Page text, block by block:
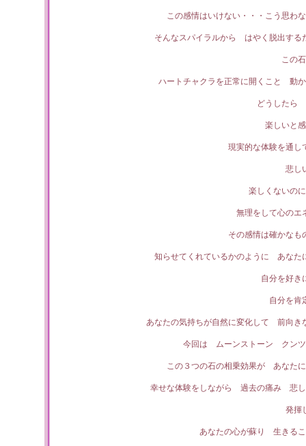
この感情はいけない・・・こう思わ
そんなスパイラルから はやく脱出す
この
ハートチャクラを正常に開くこと 動
どうしたら
楽しいと
現実的な体験を通
悲し
楽しくないの
無理をして心のエ
その感情は確かな
知らせてくれているかのように あなた
自分を好き
自分を肯
あなたの気持ちが自然に変化して 前向き
今回は ムーンストーン クンツ
この３つの石の相乗効果が あなた
幸せな体験をしながら 過去の痛み 悲し
発揮
あなたの心が蘇り 生きる